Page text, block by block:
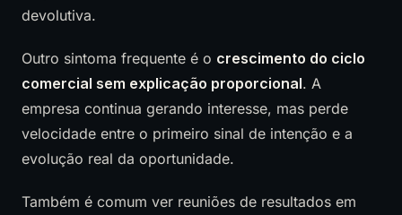
devolutiva.
Outro sintoma frequente é o crescimento do ciclo
comercial sem explicação proporcional. A
empresa continua gerando interesse, mas perde
velocidade entre o primeiro sinal de intenção e a
evolução real da oportunidade.
Também é comum ver reuniões de resultados em